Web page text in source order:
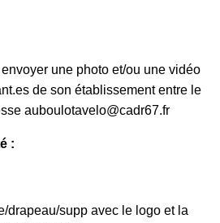
une photo et/ou une vidéo
de son établissement entre le
auboulotavelo@cadr67.fr
:
drapeau/supp avec le logo et la